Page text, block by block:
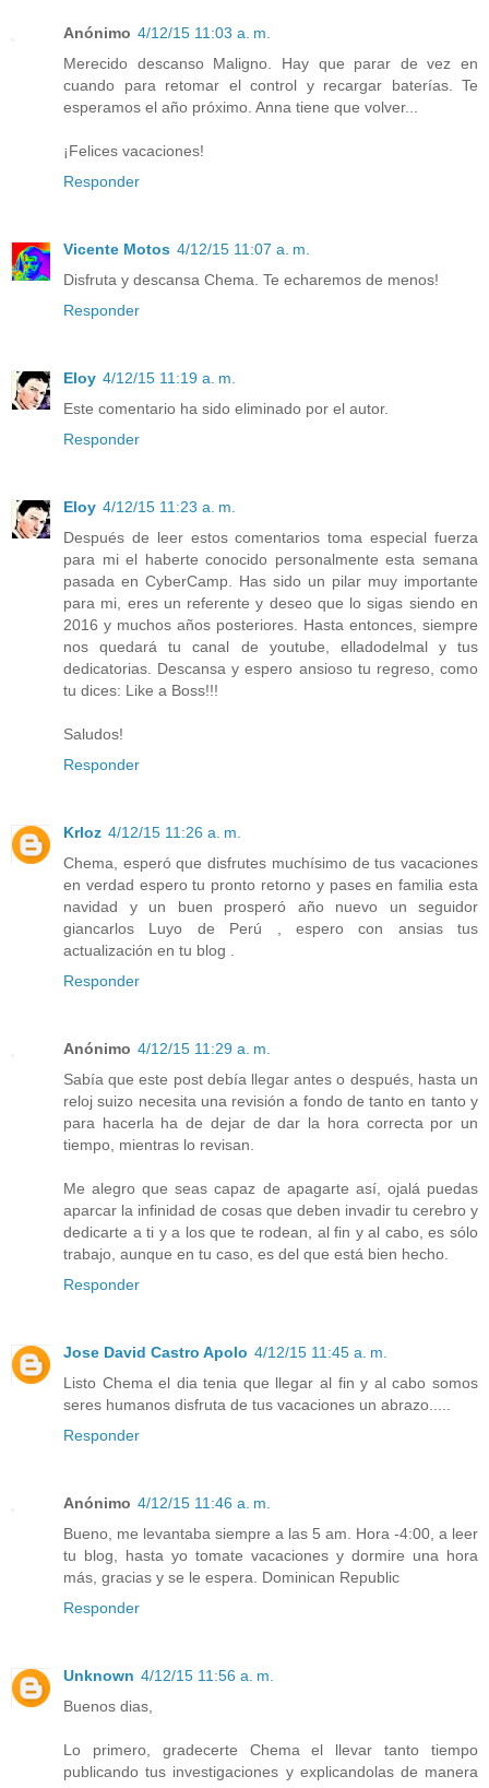
Anónimo 4/12/15 11:03 a. m.
Merecido descanso Maligno. Hay que parar de vez en
cuando para retomar el control y recargar baterías. Te
esperamos el año próximo. Anna tiene que volver...
¡Felices vacaciones!
Responder
Vicente Motos 4/12/15 11:07 a. m.
Disfruta y descansa Chema. Te echaremos de menos!
Responder
Eloy 4/12/15 11:19 a. m.
Este comentario ha sido eliminado por el autor.
Responder
Eloy 4/12/15 11:23 a. m.
Después de leer estos comentarios toma especial fuerza
para mi el haberte conocido personalmente esta semana
pasada en CyberCamp. Has sido un pilar muy importante
para mi, eres un referente y deseo que lo sigas siendo en
2016 y muchos años posteriores. Hasta entonces, siempre
nos quedará tu canal de youtube, elladodelmal y tus
dedicatorias. Descansa y espero ansioso tu regreso, como
tu dices: Like a Boss!!!
Saludos!
Responder
Krloz 4/12/15 11:26 a. m.
Chema, esperó que disfrutes muchísimo de tus vacaciones
en verdad espero tu pronto retorno y pases en familia esta
navidad y un buen prosperó año nuevo un seguidor
giancarlos Luyo de Perú , espero con ansias tus
actualización en tu blog .
Responder
Anónimo 4/12/15 11:29 a. m.
Sabía que este post debía llegar antes o después, hasta un
reloj suizo necesita una revisión a fondo de tanto en tanto y
para hacerla ha de dejar de dar la hora correcta por un
tiempo, mientras lo revisan.
Me alegro que seas capaz de apagarte así, ojalá puedas
aparcar la infinidad de cosas que deben invadir tu cerebro y
dedicarte a ti y a los que te rodean, al fin y al cabo, es sólo
trabajo, aunque en tu caso, es del que está bien hecho.
Responder
Jose David Castro Apolo 4/12/15 11:45 a. m.
Listo Chema el dia tenia que llegar al fin y al cabo somos
seres humanos disfruta de tus vacaciones un abrazo.....
Responder
Anónimo 4/12/15 11:46 a. m.
Bueno, me levantaba siempre a las 5 am. Hora -4:00, a leer
tu blog, hasta yo tomate vacaciones y dormire una hora
más, gracias y se le espera. Dominican Republic
Responder
Unknown 4/12/15 11:56 a. m.
Buenos dias,
Lo primero, gradecerte Chema el llevar tanto tiempo
publicando tus investigaciones y explicandolas de manera